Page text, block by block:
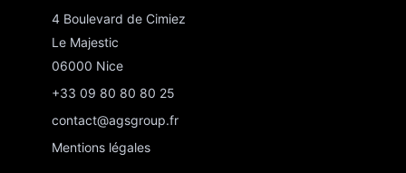
4 Boulevard de Cimiez
Le Majestic
06000 Nice
+33 09 80 80 80 25
contact@agsgroup.fr
Mentions légales